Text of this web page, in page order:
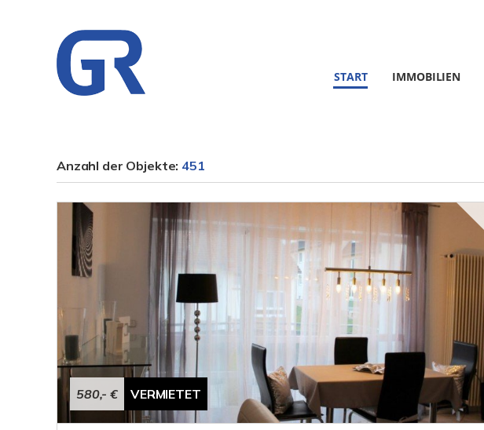
START IMMOBILIEN
Anzahl der Objekte: 451
580,- € VERMIETET